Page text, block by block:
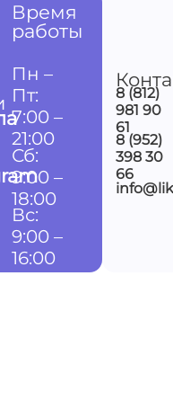
8 (812)
981 90
61
8 (952)
398 30
66
Время
работы
Пн –
Пт:
7:00 –
21:00
Сб:
9:00 –
18:00
Вс:
9:00 –
16:00